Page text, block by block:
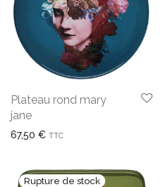
Plateau rond mary
jane
67,50 € TTC